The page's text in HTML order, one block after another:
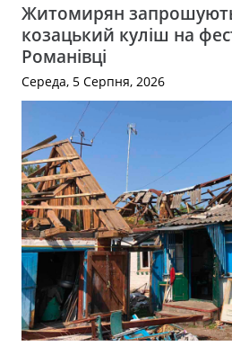
Житомирян
козацький куліш на
Романівці
Середа, 5 Серпня, 2026